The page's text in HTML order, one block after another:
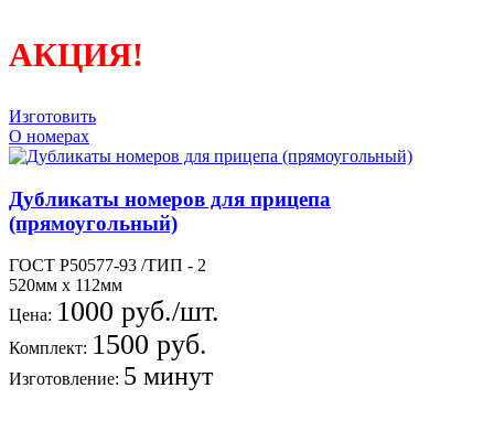
АКЦИЯ!
Изготовить
О номерах
Дубликаты номеров для прицепа
(прямоугольный)
ГОСТ Р50577-93 /ТИП - 2
520мм х 112мм
Цена: 1000 руб./шт.
Комплект: 1500 руб.
Изготовление: 5 минут